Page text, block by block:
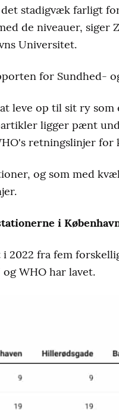
stadigvæk farligt
de niveauer, siger
Universitet.
for Sundhed-
leve op til sit ry
ligger pænt
retningslinjer
og som med
i
2022 fra fem
WHO har lavet.